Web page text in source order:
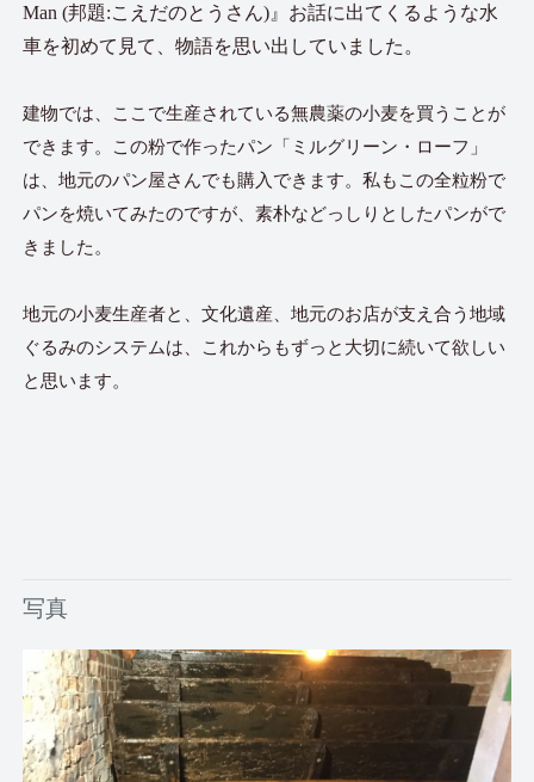
Man (邦題:こえだのとうさん)』お話に出てくるような水
車を初めて見て、物語を思い出していました。
建物では、ここで生産されている無農薬の小麦を買うことが
できます。この粉で作ったパン「ミルグリーン・ローフ」
は、地元のパン屋さんでも購入できます。私もこの全粒粉で
パンを焼いてみたのですが、素朴などっしりとしたパンがで
きました。
地元の小麦生産者と、文化遺産、地元のお店が支え合う地域
ぐるみのシステムは、これからもずっと大切に続いて欲しい
と思います。
写真